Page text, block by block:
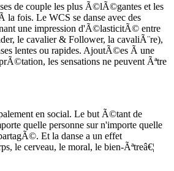
de couple les plus Ã©lÃ©gantes et les
fois. Le WCS se danse avec des
une impression d'Ã©lasticitÃ© entre
le cavalier & Follower, la cavaliÃ¨re),
lentes ou rapides. AjoutÃ©es Ã une
les sensations ne peuvent Ãªtre
en social. Le but Ã©tant de
quelle personne sur n'importe quelle
Et la danse a un effet
le cerveau, le moral, le bien-Ãªtreâ€¦